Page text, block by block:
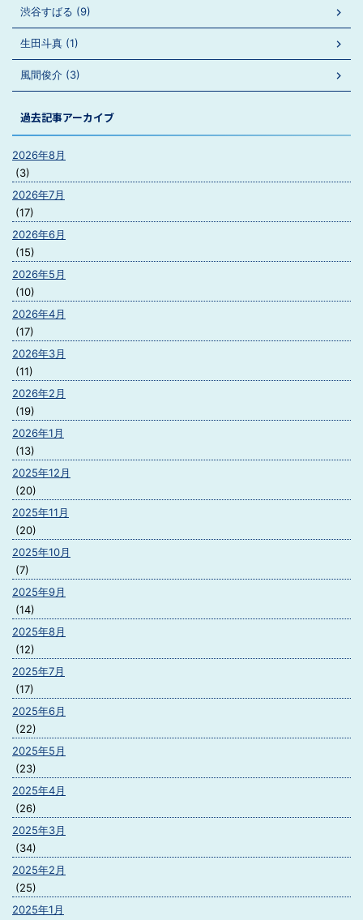
渋谷すばる (9)
生田斗真 (1)
風間俊介 (3)
過去記事アーカイブ
2026年8月
(3)
2026年7月
(17)
2026年6月
(15)
2026年5月
(10)
2026年4月
(17)
2026年3月
(11)
2026年2月
(19)
2026年1月
(13)
2025年12月
(20)
2025年11月
(20)
2025年10月
(7)
2025年9月
(14)
2025年8月
(12)
2025年7月
(17)
2025年6月
(22)
2025年5月
(23)
2025年4月
(26)
2025年3月
(34)
2025年2月
(25)
2025年1月